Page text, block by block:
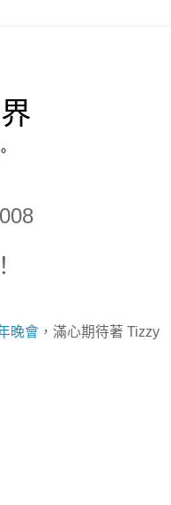
晚會 ，滿心期待著 Tizzy